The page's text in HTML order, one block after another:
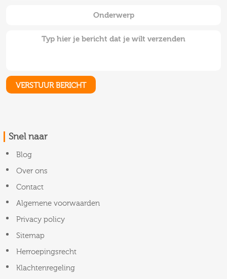
Snel naar
Blog
Over ons
Contact
Algemene voorwaarden
Privacy policy
Sitemap
Herroepingsrecht
Klachtenregeling